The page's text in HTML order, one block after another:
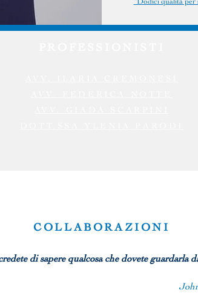
COLLABORAZIONI
di sapere qualcosa che dovete guardarla